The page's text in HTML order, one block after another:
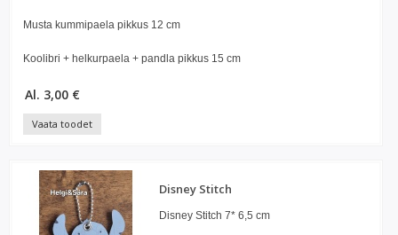
Musta kummipaela pikkus 12 cm
Koolibri + helkurpaela + pandla pikkus 15 cm
Al. 3,00 €
Vaata toodet
Disney Stitch
Disney Stitch 7* 6,5 cm